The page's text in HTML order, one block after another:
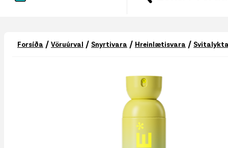
Forsíða / Vöruúrval / Snyrtivara / Hreinlætisvara /